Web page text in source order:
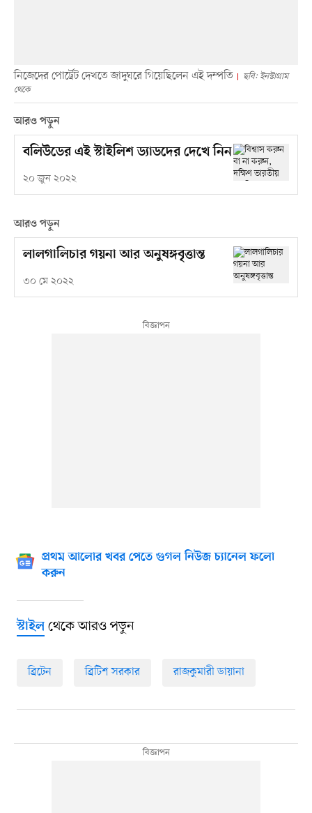
নিজেদের পোর্ট্রেট দেখতে জাদুঘরে গিয়েছিলেন এই দম্পতি
ছবি: ইনস্টাগ্রাম
থেকে
আরও পড়ুন
বলিউডের এই স্টাইলিশ ড্যাডদের দেখে নিন
২০ জুন ২০২২
আরও পড়ুন
লালগালিচার গয়না আর অনুষঙ্গবৃত্তান্ত
৩০ মে ২০২২
প্রথম আলোর খবর পেতে গুগল নিউজ চ্যানেল ফলো
করুন
স্টাইলথেকে আরও পড়ুন
ব্রিটেন ব্রিটিশ সরকার রাজকুমারী ডায়ানা